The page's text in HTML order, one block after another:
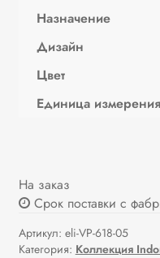
На заказ
Срок поставки с
Артикул: eli-VP-618-05
Категория: Коллекция
Назначение
Дизайн
Цвет
Единица измерения